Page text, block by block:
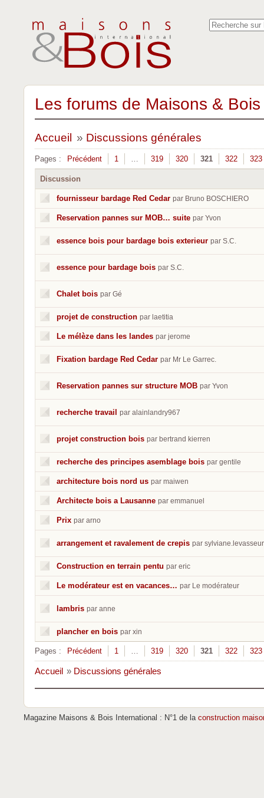
Les forums de Maisons &
Accueil » Discussions générales
Pages : Précédent 1 … 319 320 321 322 323
Discussion
fournisseur bardage Red Cedar par Bruno BOSCHIERO
Reservation pannes sur MOB… suite par Yvon
essence bois pour bardage bois exterieur par S.C.
essence pour bardage bois par S.C.
Chalet bois par Gé
projet de construction par laetitia
Le mélèze dans les landes par jerome
Fixation bardage Red Cedar par Mr Le Garrec.
Reservation pannes sur structure MOB par Yvon
recherche travail par alainlandry967
projet construction bois par bertrand kierren
recherche des principes asemblage bois par gentile
architecture bois nord us par maiwen
Architecte bois a Lausanne par emmanuel
Prix par arno
arrangement et ravalement de crepis par sylviane.levasseur
Construction en terrain pentu par eric
Le modérateur est en vacances… par Le modérateur
lambris par anne
plancher en bois par xin
Pages : Précédent 1 … 319 320 321 322 323
Accueil » Discussions générales
Magazine Maisons & Bois International : N°1 de la construction